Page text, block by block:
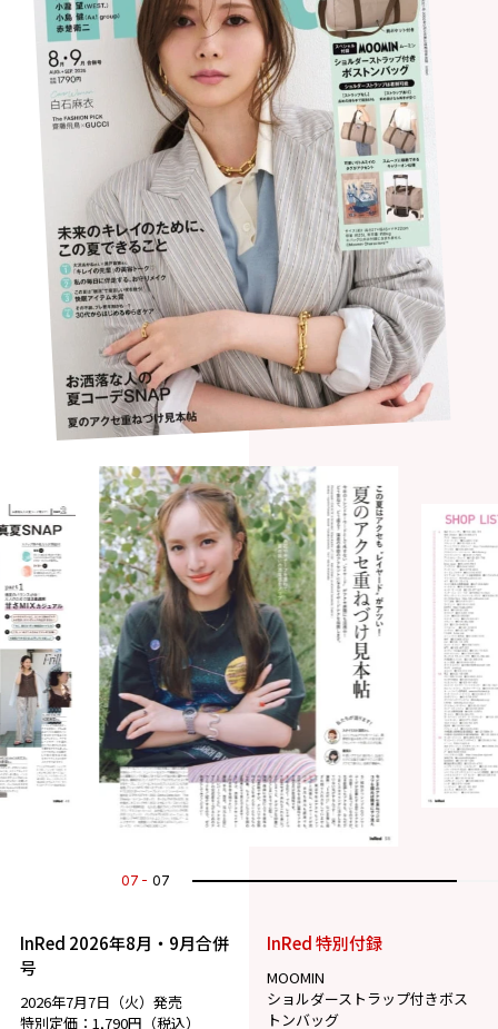
07 07
InRed 2026年8月・9月合併
号
2026年7月7日（火）発売
特別定価：1,790円（税込）
InRed 特別付録
MOOMIN
ショルダーストラップ付きボス
トンバッグ